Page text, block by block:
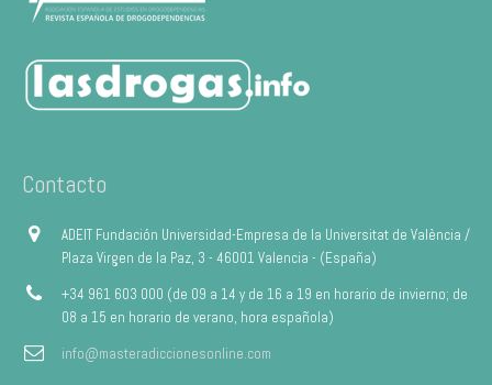
Contacto
ADEIT Fundación Universidad-Empresa de la Universitat de València /
Plaza Virgen de la Paz, 3 - 46001 Valencia - (España)
+34 961 603 000 (de 09 a 14 y de 16 a 19 en horario de invierno; de
08 a 15 en horario de verano, hora española)
info@masteradiccionesonline.com